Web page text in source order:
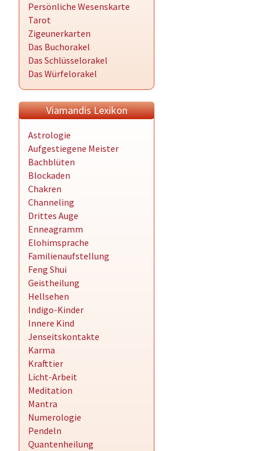
Persönliche Wesenskarte
Tarot
Zigeunerkarten
Das Buchorakel
Das Schlüsselorakel
Das Würfelorakel
Viamandis Lexikon
Astrologie
Aufgestiegene Meister
Bachblüten
Blockaden
Chakren
Channeling
Drittes Auge
Enneagramm
Elohimsprache
Familienaufstellung
Feng Shui
Geistheilung
Hellsehen
Indigo-Kinder
Innere Kind
Jenseitskontakte
Karma
Krafttier
Licht-Arbeit
Meditation
Mantra
Numerologie
Pendeln
Quantenheilung